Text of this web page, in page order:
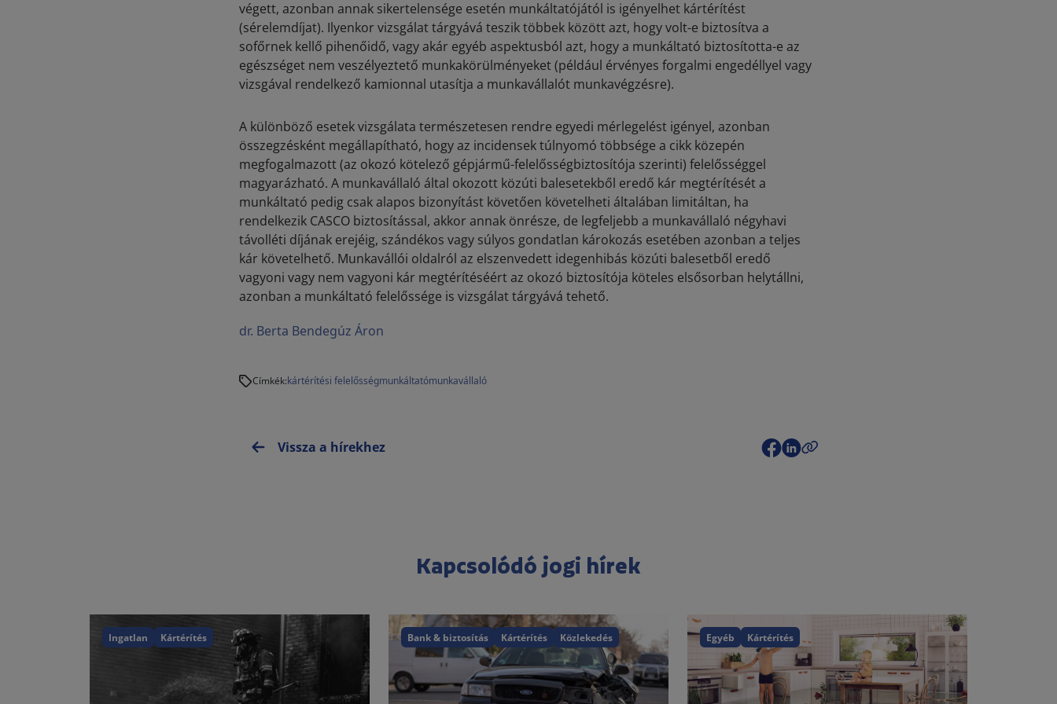
végett, azonban annak sikertelensége esetén munkáltatójától is igényelhet kártérítést
(sérelemdíjat). Ilyenkor vizsgálat tárgyává teszik többek között azt, hogy volt-e biztosítva a
sofőrnek kellő pihenőidő, vagy akár egyéb aspektusból azt, hogy a munkáltató biztosította-e az
egészséget nem veszélyeztető munkakörülményeket (például érvényes forgalmi engedéllyel vagy
vizsgával rendelkező kamionnal utasítja a munkavállalót munkavégzésre).
A különböző esetek vizsgálata természetesen rendre egyedi mérlegelést igényel, azonban
összegzésként megállapítható, hogy az incidensek túlnyomó többsége a cikk közepén
megfogalmazott (az okozó kötelező gépjármű-felelősségbiztosítója szerinti) felelősséggel
magyarázható. A munkavállaló által okozott közúti balesetekből eredő kár megtérítését a
munkáltató pedig csak alapos bizonyítást követően követelheti általában limitáltan, ha
rendelkezik CASCO biztosítással, akkor annak önrésze, de legfeljebb a munkavállaló négyhavi
távolléti díjának erejéig, szándékos vagy súlyos gondatlan károkozás esetében azonban a teljes
kár követelhető. Munkavállói oldalról az elszenvedett idegenhibás közúti balesetből eredő
vagyoni vagy nem vagyoni kár megtérítéséért az okozó biztosítója köteles elsősorban helytállni,
azonban a munkáltató felelőssége is vizsgálat tárgyává tehető.
dr. Berta Bendegúz Áron
Címkék:kártérítési felelősségmunkáltatómunkavállaló
Vissza a hírekhez
Kapcsolódó jogi hírek
Ingatlan Kártérítés Bank & biztosítás Kártérítés Közlekedés Egyéb Kártérítés